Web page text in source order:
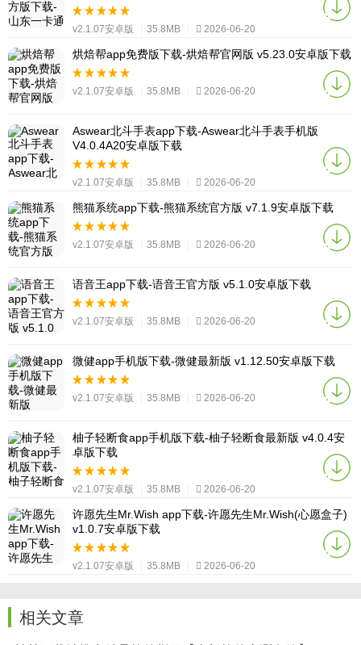
v2.1.07安卓版 35.8MB 2026-06-20
烘焙帮app免费版下载-烘焙帮官网版 v5.23.0安卓版下载
v2.1.07安卓版 35.8MB 2026-06-20
Aswear北斗手表app下载-Aswear北斗手表手机版
V4.0.4A20安卓版下载
v2.1.07安卓版 35.8MB 2026-06-20
熊猫系统app下载-熊猫系统官方版 v7.1.9安卓版下载
v2.1.07安卓版 35.8MB 2026-06-20
语音王app下载-语音王官方版 v5.1.0安卓版下载
v2.1.07安卓版 35.8MB 2026-06-20
微健app手机版下载-微健最新版 v1.12.50安卓版下载
v2.1.07安卓版 35.8MB 2026-06-20
柚子轻断食app手机版下载-柚子轻断食最新版 v4.0.4安
卓版下载
v2.1.07安卓版 35.8MB 2026-06-20
许愿先生Mr.Wish app下载-许愿先生Mr.Wish(心愿盒子)
v1.0.7安卓版下载
v2.1.07安卓版 35.8MB 2026-06-20
相关文章